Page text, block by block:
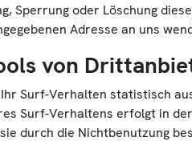
Sperrung oder Löschung
Adresse an uns
von
Surf-Verhalten statistisch
Surf-Verhaltens erfolgt in
durch die Nichtbenutzung